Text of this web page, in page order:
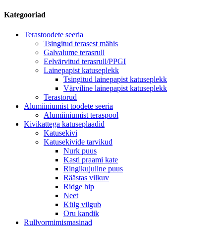
Kategooriad
Terastoodete seeria
Tsingitud terasest mähis
Galvalume terasrull
Eelvärvitud terasrull/PPGI
Lainepapist katuseplekk
Tsingitud lainepapist katuseplekk
Värviline lainepapist katuseplekk
Terastorud
Alumiiniumist toodete seeria
Alumiiniumist teraspool
Kivikattega katuseplaadid
Katusekivi
Katusekivide tarvikud
Nurk puus
Kasti praami kate
Ringikujuline puus
Räästas vilkuv
Ridge hip
Neet
Külg vilgub
Oru kandik
Rullvormimismasinad